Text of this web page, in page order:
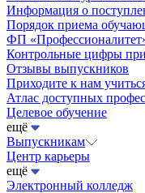
Информация о
Порядок приема
ФП
Контрольные цифры
Отзывы выпускников
Приходите к нам
Атлас доступных
Целевое обучение
ещё
Выпускникам
Центр карьеры
ещё
Электронный колледж